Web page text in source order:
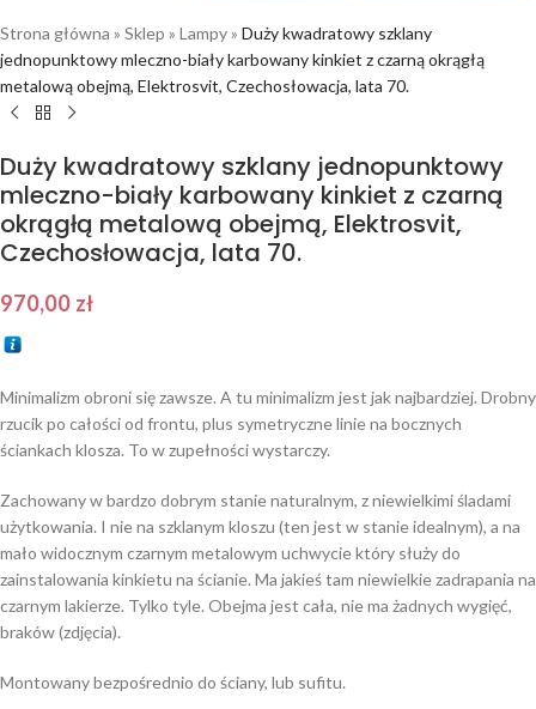
Strona główna » Sklep » Lampy» Duży kwadratowy szklany
jednopunktowy mleczno-biały karbowany kinkiet z czarną okrągłą
metalową obejmą, Elektrosvit, Czechosłowacja, lata 70.
Duży kwadratowy szklany jednopunktowy
mleczno-biały karbowany kinkiet z czarną
okrągłą metalową obejmą, Elektrosvit,
Czechosłowacja, lata 70.
970,00 zł
Minimalizm obroni się zawsze. A tu minimalizm jest jak najbardziej. Drobny
rzucik po całości od frontu, plus symetryczne linie na bocznych
ściankach klosza. To w zupełności wystarczy.
Zachowany w bardzo dobrym stanie naturalnym, z niewielkimi śladami
użytkowania. I nie na szklanym kloszu (ten jest w stanie idealnym), a na
mało widocznym czarnym metalowym uchwycie który służy do
zainstalowania kinkietu na ścianie. Ma jakieś tam niewielkie zadrapania na
czarnym lakierze. Tylko tyle. Obejma jest cała, nie ma żadnych wygięć,
braków (zdjęcia).
Montowany bezpośrednio do ściany, lub sufitu.